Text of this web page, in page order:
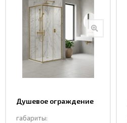
Душевое ограждение
раздвижная CL902MG-
габариты: